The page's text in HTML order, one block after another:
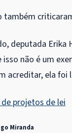
deputada Erika
não é um
acreditar, ela foi
projetos de lei
Miranda